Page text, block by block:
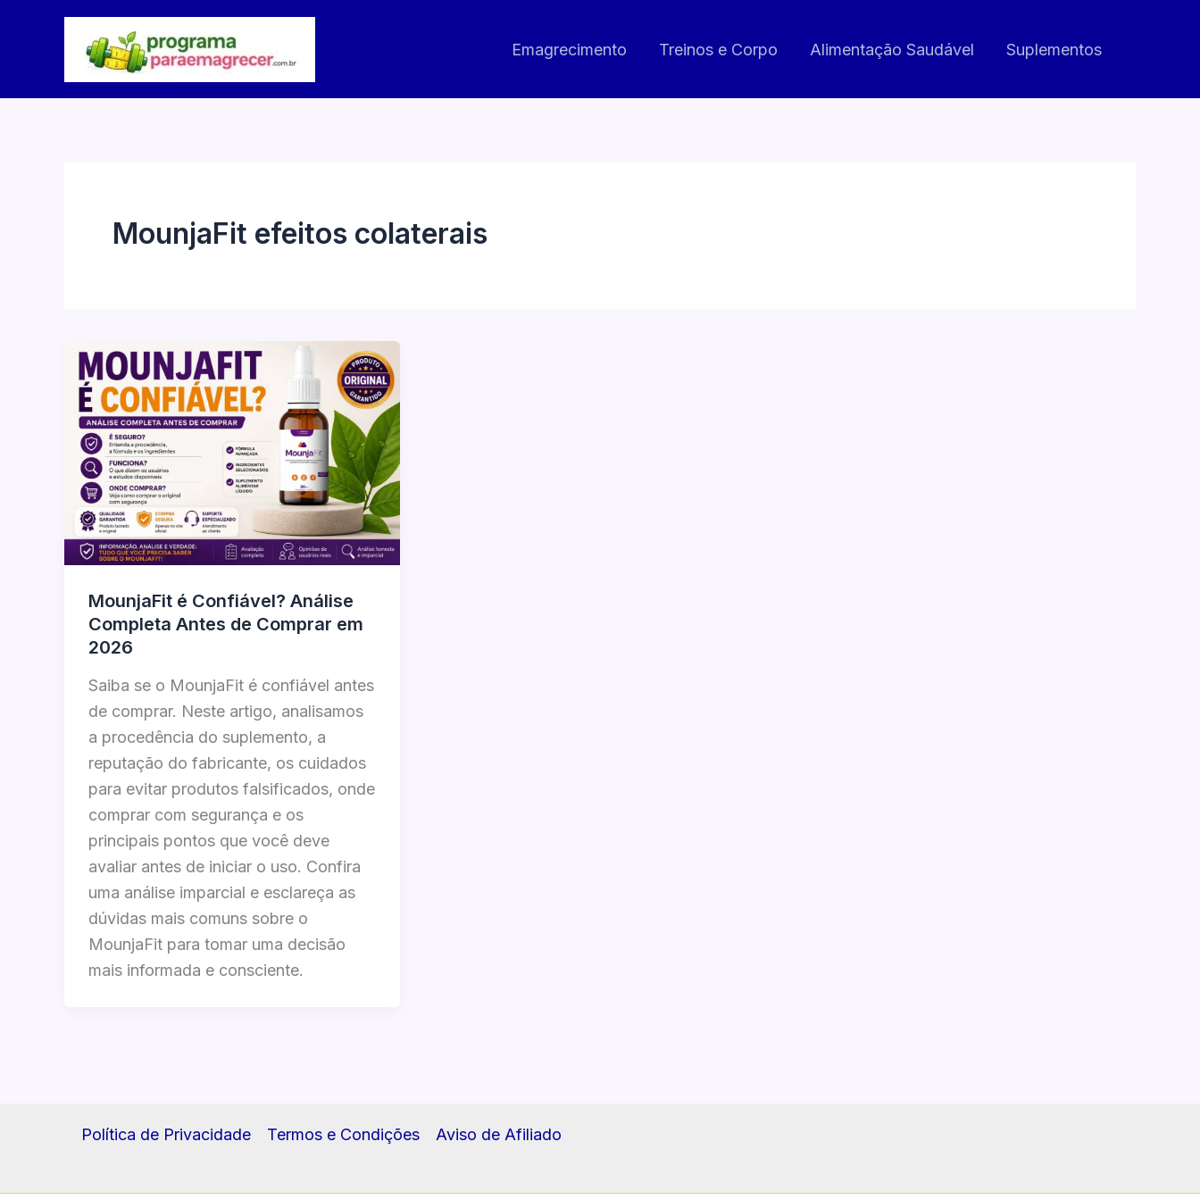
Emagrecimento Treinos e Corpo Alimentação Saudável Suplementos
MounjaFit efeitos colaterais
MounjaFit é Confiável? Análise
Completa Antes de Comprar em
2026
Saiba se o MounjaFit é confiável antes
de comprar. Neste artigo, analisamos
a procedência do suplemento, a
reputação do fabricante, os cuidados
para evitar produtos falsificados, onde
comprar com segurança e os
principais pontos que você deve
avaliar antes de iniciar o uso. Confira
uma análise imparcial e esclareça as
dúvidas mais comuns sobre o
MounjaFit para tomar uma decisão
mais informada e consciente.
Política de Privacidade Termos e Condições Aviso de Afiliado